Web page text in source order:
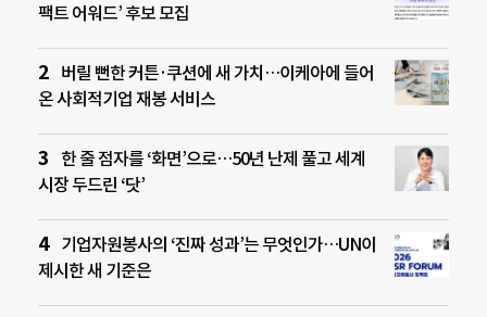
팩트 어워드’ 후보 모집
버릴 뻔한 커튼·쿠션에 새 가치…이케아에 들어
온 사회적기업 재봉 서비스
한 줄 점자를 ‘화면’으로…50년 난제 풀고 세계
시장 두드린 ‘닷’
기업자원봉사의 ‘진짜 성과’는 무엇인가…UN이
제시한 새 기준은